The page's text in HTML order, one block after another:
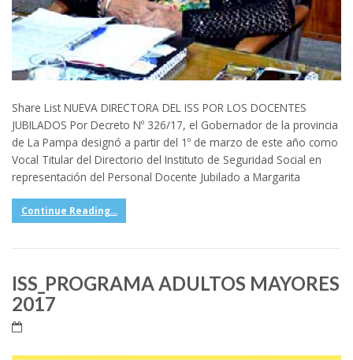
Share List NUEVA DIRECTORA DEL ISS POR LOS DOCENTES
JUBILADOS Por Decreto Nº 326/17, el Gobernador de la provincia
de La Pampa designó a partir del 1º de marzo de este año como
Vocal Titular del Directorio del Instituto de Seguridad Social en
representación del Personal Docente Jubilado a Margarita
Continue Reading...
ISS_PROGRAMA ADULTOS MAYORES
2017